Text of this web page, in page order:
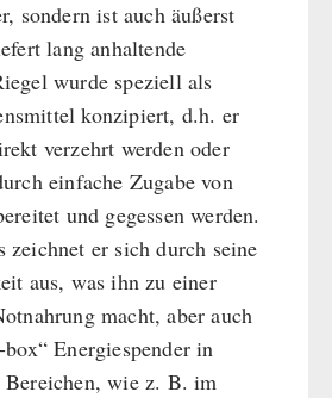
sondern ist auch äußerst
lang anhaltende
wurde speziell als
konzipiert, d.h. er
verzehrt werden oder
einfache Zugabe von
und gegessen werden.
zeichnet er sich durch seine
aus, was ihn zu einer
macht, aber auch
Energiespender in
Bereichen, wie z. B. im